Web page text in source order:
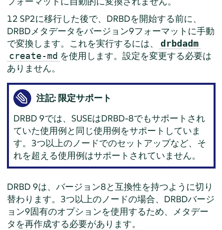
12 SP2に移行した後で、DRBDを開始する前に、
DRBDメタデータをバージョン9フォーマットに手動
で変換します。これを実行するには、
drbdadm
create-md を使用します。設定を変更する必要は
ありません。
注記: 限定サポート
DRBD 9では、SUSEはDRBD-8でもサポートされ
ていた使用例と同じ使用例をサポートしていま
す。3つ以上のノードでのセットアップなど、そ
れを超える使用例はサポートされていません。
DRBD 9は、バージョン8と互換性を持つように切り
替わります。3つ以上のノードの場合、DRBDバージ
ョン9固有のオプションを使用するため、メタデー
タを再作成する必要があります。